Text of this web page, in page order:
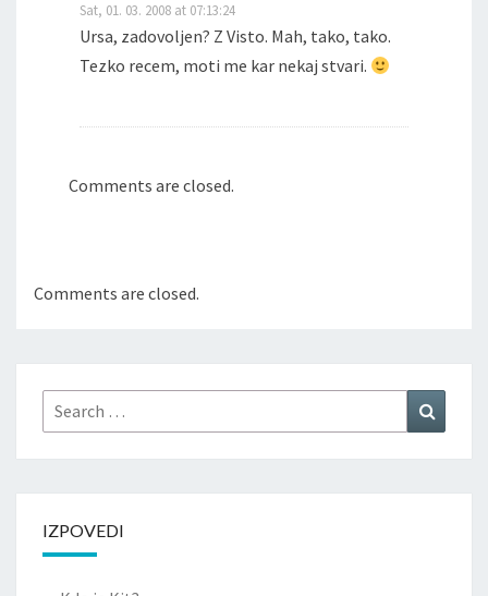
Sat, 01. 03. 2008 at 07:13:24
Ursa, zadovoljen? Z Visto. Mah, tako, tako.
Tezko recem, moti me kar nekaj stvari.
Comments are closed.
Comments are closed.
Search
for:
IZPOVEDI